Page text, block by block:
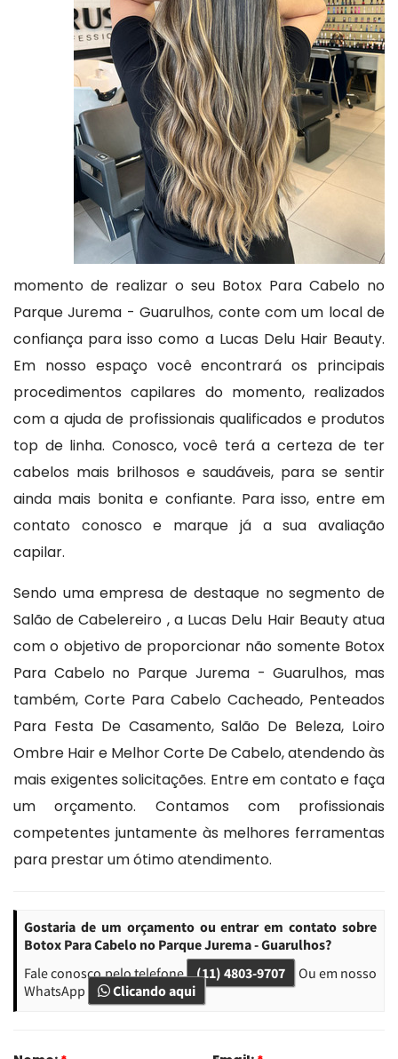
momento de realizar o seu Botox Para Cabelo no
Parque Jurema - Guarulhos, conte com um local de
confiança para isso como a Lucas Delu Hair Beauty.
Em nosso espaço você encontrará os principais
procedimentos capilares do momento, realizados
com a ajuda de profissionais qualificados e produtos
top de linha. Conosco, você terá a certeza de ter
cabelos mais brilhosos e saudáveis, para se sentir
ainda mais bonita e confiante. Para isso, entre em
contato conosco e marque já a sua avaliação
capilar.
Sendo uma empresa de destaque no segmento de
Salão de Cabelereiro , a Lucas Delu Hair Beauty atua
com o objetivo de proporcionar não somente Botox
Para Cabelo no Parque Jurema - Guarulhos, mas
também, Corte Para Cabelo Cacheado, Penteados
Para Festa De Casamento, Salão De Beleza, Loiro
Ombre Hair e Melhor Corte De Cabelo, atendendo às
mais exigentes solicitações. Entre em contato e faça
um orçamento. Contamos com profissionais
competentes juntamente às melhores ferramentas
para prestar um ótimo atendimento.
Gostaria de um orçamento ou entrar em contato sobre
Botox Para Cabelo no Parque Jurema - Guarulhos?
Fale conosco pelo telefone (11) 4803-9707
Ou em nosso
WhatsApp
Clicando aqui